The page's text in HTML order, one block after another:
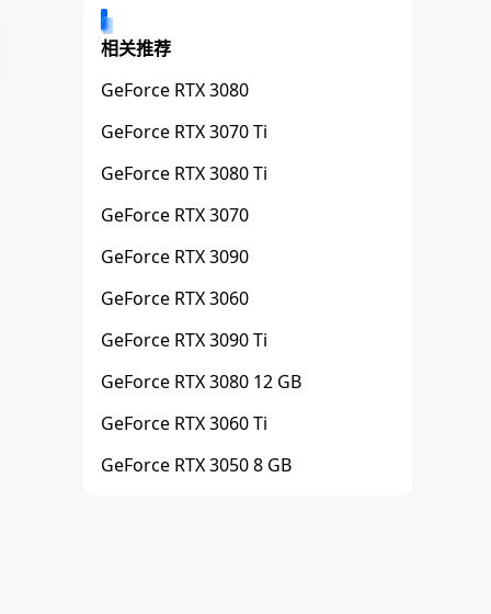
相关推荐
GeForce RTX 3080
GeForce RTX 3070 Ti
GeForce RTX 3080 Ti
GeForce RTX 3070
GeForce RTX 3090
GeForce RTX 3060
GeForce RTX 3090 Ti
GeForce RTX 3080 12 GB
GeForce RTX 3060 Ti
GeForce RTX 3050 8 GB